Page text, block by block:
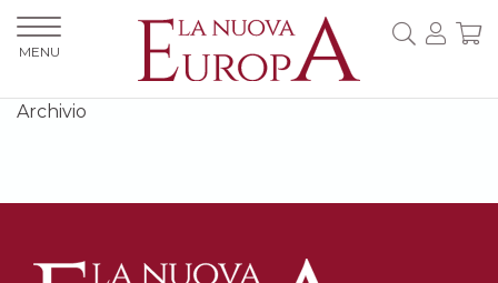
Archivio
MENU